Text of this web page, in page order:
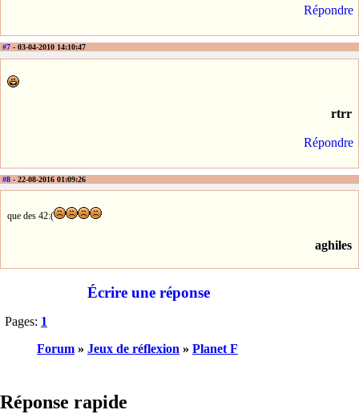
Répondre
#7 - 03-04-2010 14:10:47
rtrr
Répondre
#8 - 22-08-2016 01:09:26
que des 42:(
aghiles
Écrire une réponse
Pages: 1
Forum » Jeux de réflexion » Planet F
Réponse rapide